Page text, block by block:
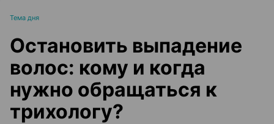
Тема дня
Остановить выпадение
волос: кому и когда
нужно обращаться к
трихологу?